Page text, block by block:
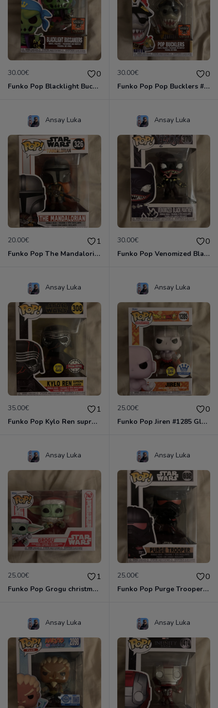
30.00€ 0
Funko Pop Blacklight Buccaneers #SE
30.00€ 0
Funko Pop Pop Bucklers #SE
Ansay Luka
20.00€ 1
Funko Pop The Mandalorian #326
Ansay Luka
30.00€ 0
Funko Pop Venomized Black Panther #370
Ansay Luka
35.00€ 1
Funko Pop Kylo Ren supreme leader #308 Glow
Ansay Luka
25.00€ 0
Funko Pop Jiren #1285 Glow
Ansay Luka
25.00€ 1
Funko Pop Grogu christmas #747
Ansay Luka
25.00€ 0
Funko Pop Purge Trooper #632
Ansay Luka Ansay Luka